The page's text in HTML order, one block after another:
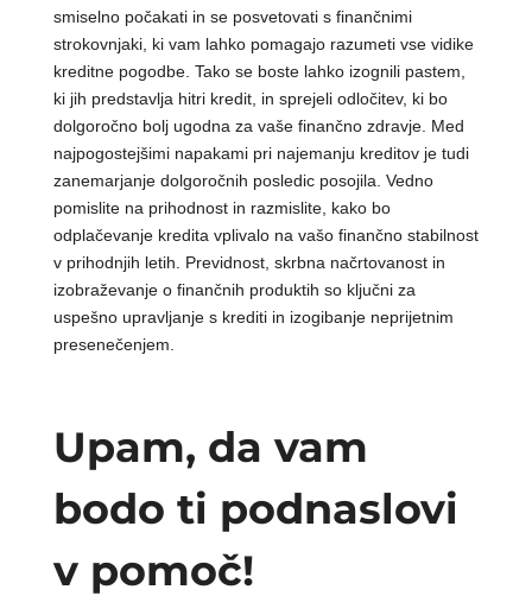
smiselno počakati in se posvetovati s finančnimi
strokovnjaki, ki vam lahko pomagajo razumeti vse vidike
kreditne pogodbe. Tako se boste lahko izognili pastem,
ki jih predstavlja hitri kredit, in sprejeli odločitev, ki bo
dolgoročno bolj ugodna za vaše finančno zdravje. Med
najpogostejšimi napakami pri najemanju kreditov je tudi
zanemarjanje dolgoročnih posledic posojila. Vedno
pomislite na prihodnost in razmislite, kako bo
odplačevanje kredita vplivalo na vašo finančno stabilnost
v prihodnjih letih. Previdnost, skrbna načrtovanost in
izobraževanje o finančnih produktih so ključni za
uspešno upravljanje s krediti in izogibanje neprijetnim
presenečenjem.
Upam, da vam
bodo ti podnaslovi
v pomoč!